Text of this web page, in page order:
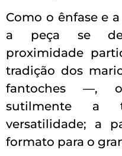
Como o ênfase e
a peça se
proximidade
tradição dos
fantoches —,
sutilmente a
versatilidade; a
formato para o